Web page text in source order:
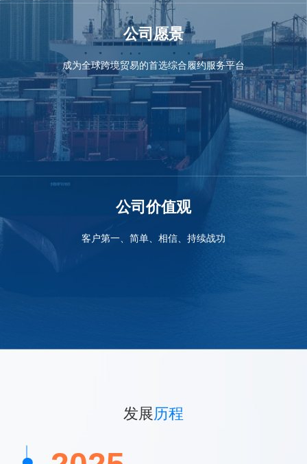
公司愿景
成为全球跨境贸易的首选综合履约服务平台
公司价值观
客户第一、简单、相信、持续战功
发展历程